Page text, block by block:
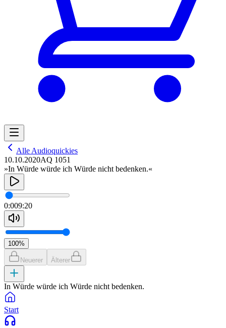
Alle Audioquickies
10.10.2020AQ 1051
»In Würde würde ich Würde nicht bedenken.«
0:009:20
100%
Neuerer Älterer
In Würde würde ich Würde nicht bedenken.
Start